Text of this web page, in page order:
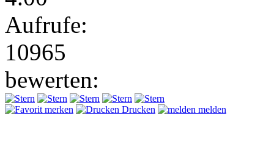
Aufrufe:
10965
bewerten:
merken Drucken melden